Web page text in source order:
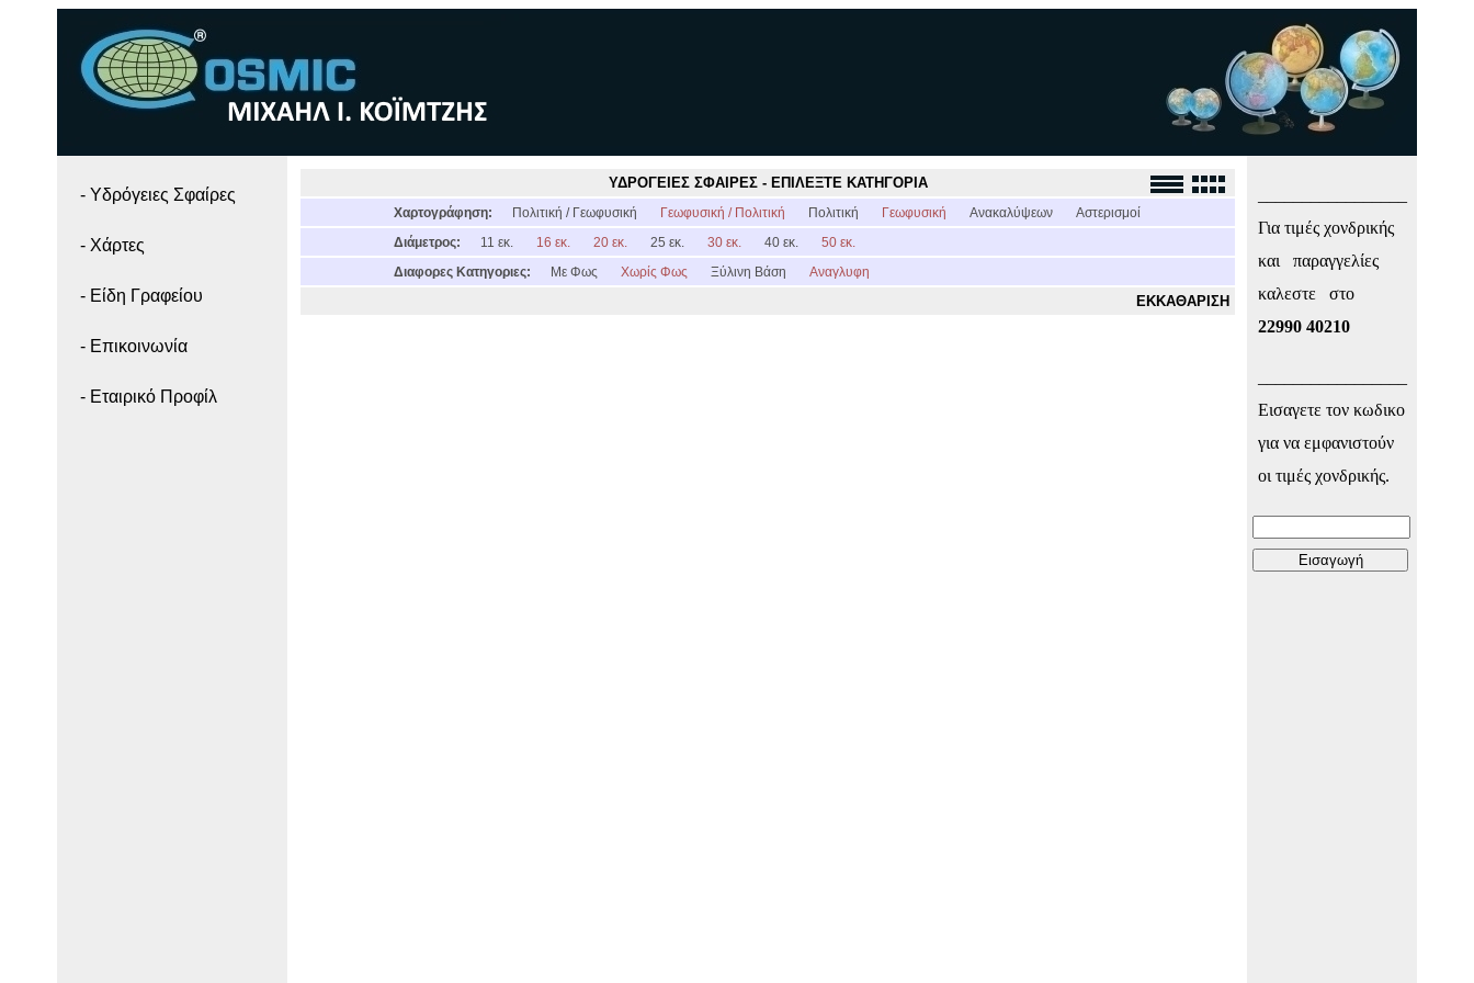
- Yδρόγειες Σφαίρες
- Χάρτες
- Είδη Γραφείου
- Επικοινωνία
- Εταιρικό Προφίλ
ΥΔΡΟΓΕΙΕΣ ΣΦΑΙΡΕΣ - ΕΠΙΛΕΞΤΕ ΚΑΤΗΓΟΡΙΑ
Χαρτογράφηση: Πολιτική / Γεωφυσική Γεωφυσική / Πολιτική Πολιτική Γεωφυσική Ανακαλύψεων
Αστερισμοί
Διάμετρος:
11 εκ. 16 εκ. 20 εκ. 25 εκ. 30 εκ. 40 εκ.
50 εκ.
Διαφορες Κατηγοριες:
Με Φως Χωρίς Φως Ξύλινη Βάση Αναγλυφη
ΕΚΚΑΘΑΡΙΣΗ
Για τιμές χονδρικής
και παραγγελίες
καλεστε στο
22990 40210
Εισαγετε τον κωδικο
για να εμφανιστούν
οι τιμές χονδρικής.